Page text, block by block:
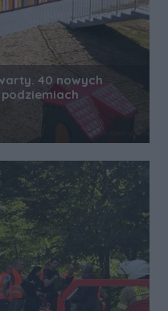
40 nowych